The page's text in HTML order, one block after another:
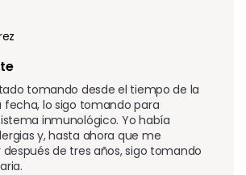
tomando desde el tiempo de la
fecha, lo sigo tomando para
inmunológico. Yo había
y, hasta ahora que me
de tres años, sigo tomando